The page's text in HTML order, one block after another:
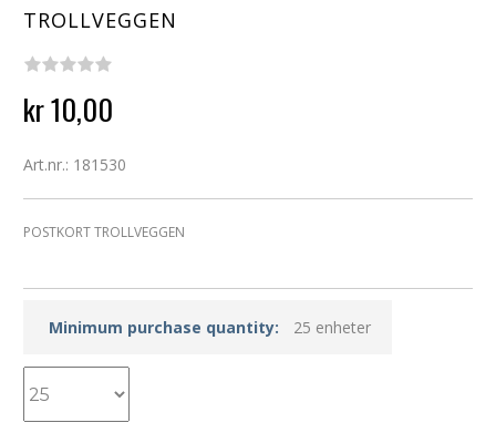
TROLLVEGGEN
kr 10,00
Art.nr.: 181530
POSTKORT TROLLVEGGEN
Minimum purchase quantity: 25 enheter